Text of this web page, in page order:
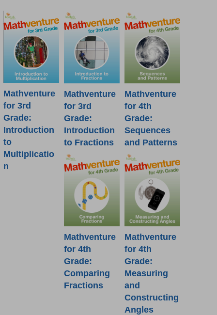
Mathventure
for 3rd
Grade:
Introduction
to
Multiplicatio
n
Mathventure
for 3rd
Grade:
Introduction
to Fractions
Mathventure
for 4th
Grade:
Sequences
and Patterns
Mathventure
for 4th
Grade:
Comparing
Fractions
Mathventure
for 4th
Grade:
Measuring
and
Constructing
Angles